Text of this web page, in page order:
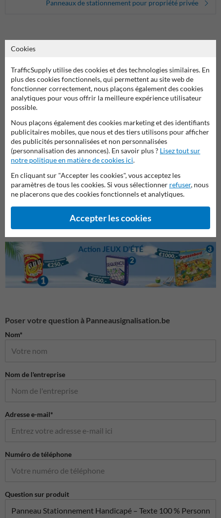
Panneaux de stationnement pour propriété privée
Améliorez la gestion de vos places de parking réservées avec ce
affiche le symbole universel d’accessibilité tout en vous permettant
d’ajouter untexte sur mesure: nom d’établissement, horaires
autorisés, restrictions, etc.
Fabriqué pour durer, ce panneau est conçu en aluminium ou acier
galvanisé pour
résister aux conditions extérieures
. Il garantit une
signalisation claire et personnalisée, essentielle pour les sites
professionnels, centres médicaux, écoles, commerces ou
copropriétés.
normes d’accessibilitéetcommunication spécifique à votre
environnement.
Poser votre question à Panneausignalisation.be
Nom*
Nom de l'entreprise
Adresse e-mail*
Numéro de téléphone
Question sur produit
Cookies
TrafficSupply utilise des cookies et des technologies similaires. En
plus des cookies fonctionnels, qui permettent au site web de
fonctionner correctement, nous plaçons également des cookies
analytiques pour vous offrir la meilleure expérience utilisateur
possible.
Nous plaçons également des cookies marketing et des identifiants
publicitaires mobiles, que nous et des tiers utilisons pour afficher
des publicités personnalisées et non personnalisées
(personnalisation des annonces). En savoir plus ? Lisez tout sur
notre politique en matière de cookies ici.
En cliquant sur "Accepter les cookies", vous acceptez les
paramètres de tous les cookies. Si vous sélectionner refuser, nous
ne placerons que des cookies fonctionnels et analytiques.
Accepter les cookies